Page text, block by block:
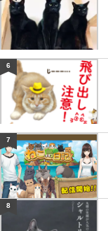
6
7
8